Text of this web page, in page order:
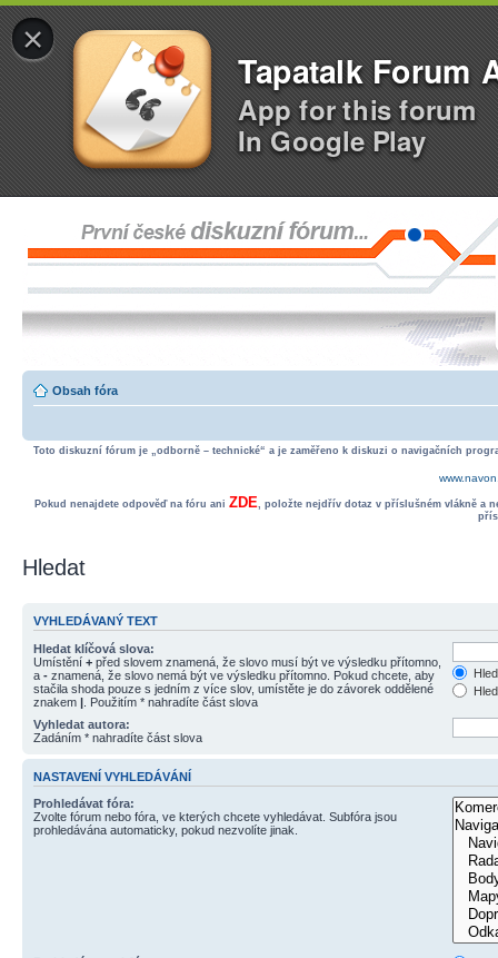
×
Tapatalk Forum
App for this forum
In Google Play
Obsah fóra
Toto diskuzní fórum je „odborně – technické“ a je zaměřeno k diskuzi o navigačních
Pokud nenajdete odpověď na fóru ani ZDE, položte nejdřív dotaz v příslušném vlákně a
Hledat
VYHLEDÁVANÝ TEXT
Hledat klíčová slova:
Umístění + před slovem znamená, že slovo musí být ve výsledku přítomno,
a - znamená, že slovo nemá být ve výsledku přítomno. Pokud chcete, aby
stačila shoda pouze s jedním z více slov, umístěte je do závorek oddělené
znakem | . Použitím * nahradíte část slova
Vyhledat autora:
Zadáním * nahradíte část slova
NASTAVENÍ VYHLEDÁVÁNÍ
Prohledávat fóra:
Zvolte fórum nebo fóra, ve kterých chcete vyhledávat. Subfóra jsou
prohledávána automaticky, pokud nezvolíte jinak.